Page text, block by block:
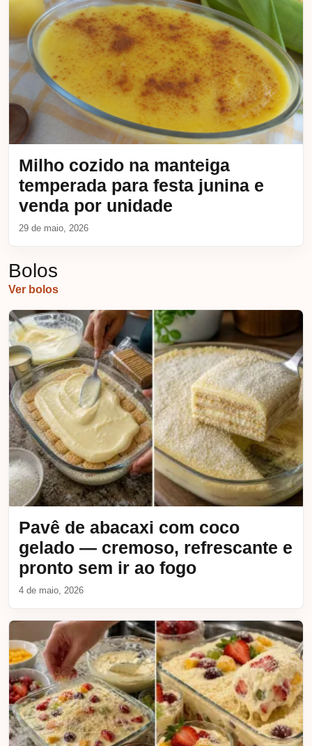
Milho cozido na manteiga
temperada para festa junina e
venda por unidade
29 de maio, 2026
Bolos
Ver bolos
Pavê de abacaxi com coco
gelado — cremoso, refrescante e
pronto sem ir ao fogo
4 de maio, 2026